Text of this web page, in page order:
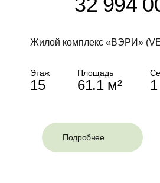
Жилой комплекс «ВЭРИ»
Этаж
15
Площадь
61.1 м² 1
Подробнее